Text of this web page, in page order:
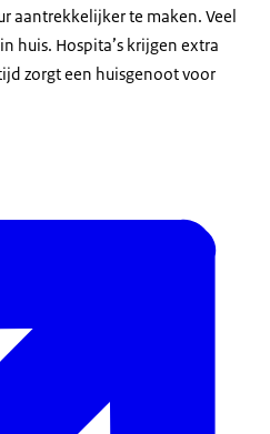
aantrekkelijker te maken. Veel
huis. Hospita’s krijgen extra
zorgt een huisgenoot voor